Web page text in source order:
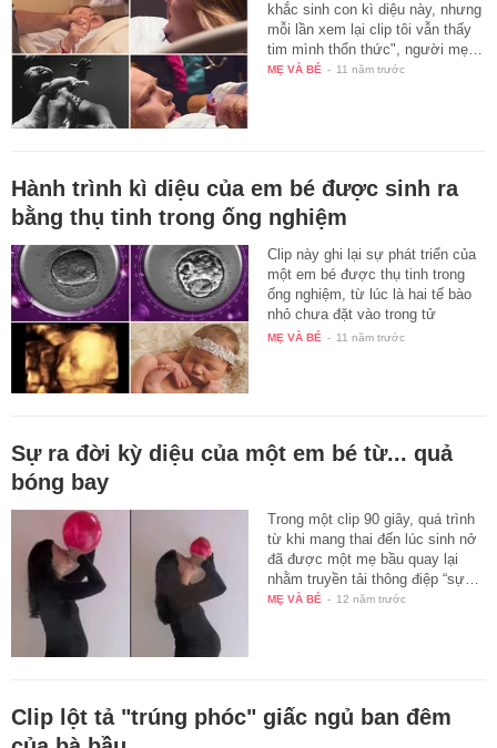
khắc sinh con kì diệu này, nhưng
mỗi lần xem lại clip tôi vẫn thấy
tim mình thổn thức", người mẹ…
MẸ VÀ BÉ - 11 năm trước
Hành trình kì diệu của em bé được sinh ra
bằng thụ tinh trong ống nghiệm
Clip này ghi lại sự phát triển của
một em bé được thụ tinh trong
ống nghiệm, từ lúc là hai tế bào
nhỏ chưa đặt vào trong tử
cung…
MẸ VÀ BÉ - 11 năm trước
Sự ra đời kỳ diệu của một em bé từ... quả
bóng bay
Trong một clip 90 giây, quá trình
từ khi mang thai đến lúc sinh nở
đã được một mẹ bầu quay lại
nhằm truyền tải thông điệp “sự…
MẸ VÀ BÉ - 12 năm trước
Clip lột tả "trúng phóc" giấc ngủ ban đêm